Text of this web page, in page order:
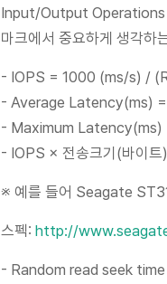
Input/Output Operations
마크에서 중요하게 생각하
- IOPS = 1000 (ms/s) /
- Average Latency(ms)
- Maximum
- IOPS × 전송크기(바이
※ 예를 들어 Seagate
스펙: http://
- Random read seek